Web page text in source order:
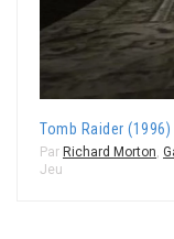
Tomb Raider (1996)
Par Richard Morton,
Jeu